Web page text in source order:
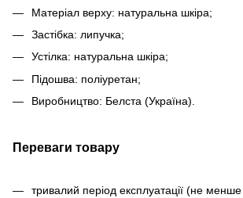
Матеріал верху: натуральна шкіра;
Застібка: липучка;
Устілка: натуральна шкіра;
Підошва: поліуретан;
Виробництво: Белста (Україна).
Переваги товару
тривалий період експлуатації (не менше